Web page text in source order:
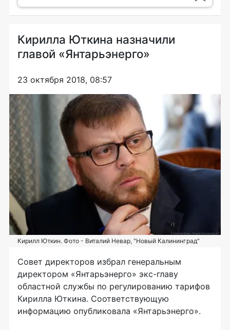
Кирилла Юткина назначили
главой «Янтарьэнерго»
23 октября 2018, 08:57
Кирилл Юткин. Фото - Виталий Невар, "Новый Калининград"
Совет директоров избрал генеральным
директором «Янтарьэнерго» экс-главу
областной службы по регулированию тарифов
Кирилла Юткина. Соответствующую
информацию опубликовала «Янтарьэнерго».